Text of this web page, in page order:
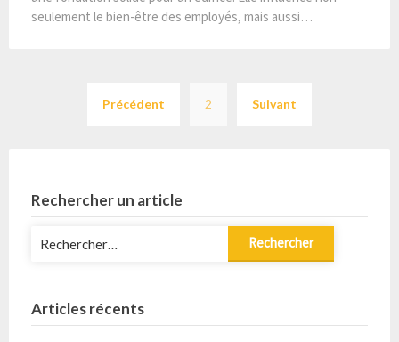
seulement le bien-être des employés, mais aussi…
des
Précédent 2 Suivant
Rechercher un article
Articles récents